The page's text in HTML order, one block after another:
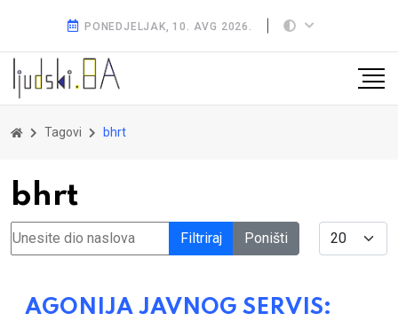
PONEDJELJAK, 10. AVG 2026.
Tagovi bhrt
bhrt
Unesite dio naslova Filtriraj Poništi Display #
AGONIJA JAVNOG SERVIS: